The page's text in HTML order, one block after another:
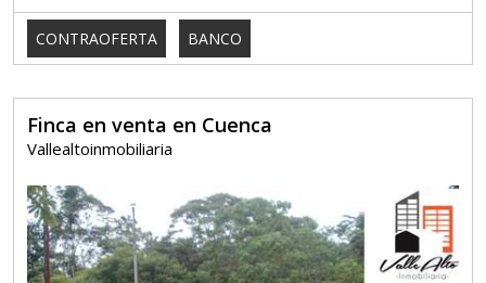
CONTRAOFERTA BANCO
Finca en venta en Cuenca
Vallealtoinmobiliaria